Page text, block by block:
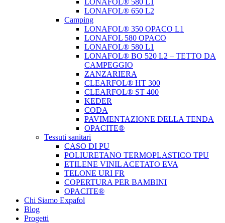
LONAFOL® 580 L1
LONAFOL® 650 L2
Camping
LONAFOL® 350 OPACO L1
LONAFOL 580 OPACO
LONAFOL® 580 L1
LONAFOL® BO 520 L2 – TETTO DA
CAMPEGGIO
ZANZARIERA
CLEARFOL® HT 300
CLEARFOL® ST 400
KEDER
CODA
PAVIMENTAZIONE DELLA TENDA
OPACITE®
Tessuti sanitari
CASO DI PU
POLIURETANO TERMOPLASTICO TPU
ETILENE VINIL ACETATO EVA
TELONE URI FR
COPERTURA PER BAMBINI
OPACITE®
Chi Siamo Expafol
Blog
Progetti